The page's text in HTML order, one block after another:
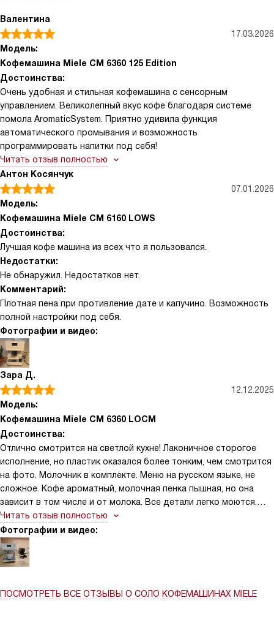
Валентина
17.03.2026
Модель:
Кофемашина Miele CM 6360 125 Edition
Достоинства:
Очень удобная и стильная кофемашина с сенсорным
управлением. Великолепный вкус кофе благодаря системе
помола AromaticSystem. Приятно удивила функция
автоматического промывания и возможность
программировать напитки под себя!
Читать отзыв полностью
Антон Косянчук
07.01.2026
Модель:
Кофемашина Miele CM 6160 LOWS
Достоинства:
Лучшая кофе машина из всех что я пользовался.
Недостатки:
Не обнаружил. Недостатков нет.
Комментарий:
Плотная пена при противление дате и капучино. Возможность
полной настройки под себя.
Фотографии и видео:
Зара Д.
12.12.2025
Модель:
Кофемашина Miele CM 6360 LOCM
Достоинства:
Отлично смотрится на светлой кухне! Лаконичное сторогое
исполнение, но пластик оказался более тонким, чем смотрится
на фото. Молочник в комплекте. Меню на русском языке, не
сложное. Кофе ароматный, молочная пенка пышная, но она
зависит в том числе и от молока. Все детали легко моются.
Есть автопромывка молочной системы и подогрев чашек. Весь
функционал для современного потребителя присутствует
(управление смартфоном, "умный дом") но пока не опробован.
В целом Miele - это всегда отличное качество. Хочется
добавить спустя месяц использования, что кофемашина не
предыдущая машина другой марки, более эргономичная, уход
Читать отзыв полностью
Фотографии и видео:
ПОСМОТРЕТЬ ВСЕ ОТЗЫВЫ О СОЛО КОФЕМАШИНАХ MIELE